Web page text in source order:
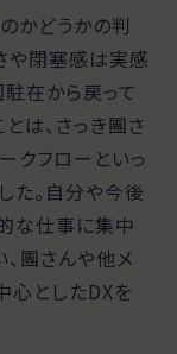
かどうかの判
や閉塞感は実感
在から戻って
は、さっき團さ
クフローといっ
た。自分や今後
な仕事に集中
團さんや他メ
心としたDXを